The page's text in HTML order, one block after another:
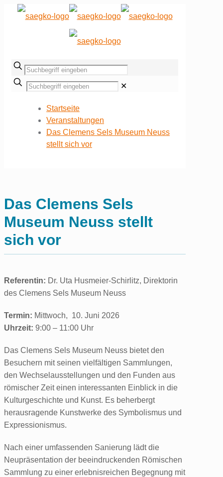
✕
Startseite
Veranstaltungen
Das Clemens Sels Museum Neuss
stellt sich vor
Das Clemens Sels
Museum Neuss stellt
sich vor
Referentin: Dr. Uta Husmeier-Schirlitz, Direktorin
des Clemens Sels Museum Neuss
Termin: Mittwoch, 10. Juni 2026
Uhrzeit: 9:00 – 11:00 Uhr
Das Clemens Sels Museum Neuss bietet den
Besuchern mit seinen vielfältigen Sammlungen,
den Wechselausstellungen und den Funden aus
römischer Zeit einen interessanten Einblick in die
Kulturgeschichte und Kunst. Es beherbergt
herausragende Kunstwerke des Symbolismus und
Expressionismus.
Nach einer umfassenden Sanierung lädt die
Neupräsentation der beeindruckenden Römischen
Sammlung zu einer erlebnisreichen Begegnung mit